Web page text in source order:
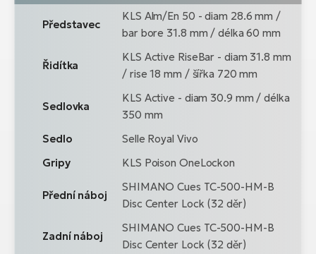
Představec
KLS Alm/En 50 - diam 28.6 mm /
bar bore 31.8 mm / délka 60 mm
Řidítka
KLS Active RiseBar - diam 31.8 mm
/ rise 18 mm / šířka 720 mm
Sedlovka
KLS Active - diam 30.9 mm / délka
350 mm
Sedlo
Selle Royal Vivo
Gripy
KLS Poison OneLockon
Přední náboj
SHIMANO Cues TC-500-HM-B
Disc Center Lock (32 děr)
Zadní náboj
SHIMANO Cues TC-500-HM-B
Disc Center Lock (32 děr)